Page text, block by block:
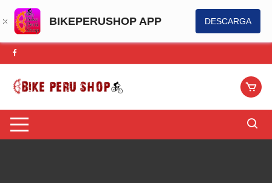
BIKEPERUSHOP APP DESCARGA
Saltar
al
contenido